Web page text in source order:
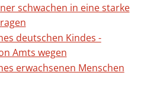
schwachen in eine starke
deutschen Kindes -
Amts wegen
erwachsenen Menschen